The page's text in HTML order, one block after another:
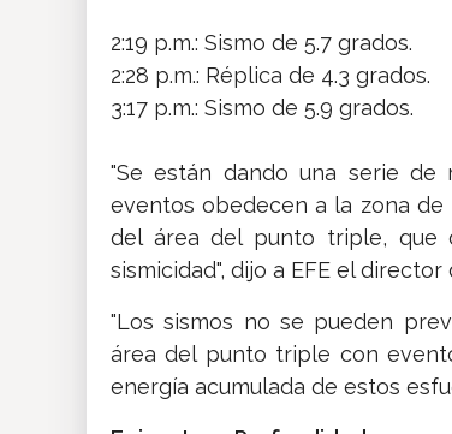
2:19 p.m.: Sismo de 5.7 grados.
2:28 p.m.: Réplica de 4.3 grados.
3:17 p.m.: Sismo de 5.9 grados.
"Se están dando una serie de
eventos obedecen a la zona
del área del punto triple, que
sismicidad", dijo a EFE el
"Los sismos no se pueden
área del punto triple con
energía acumulada de estos